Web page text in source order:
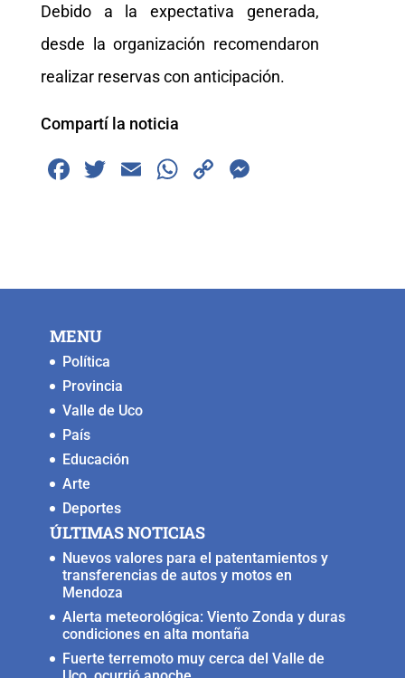
Debido a la expectativa generada,
desde la organización recomendaron
realizar reservas con anticipación.
Compartí la noticia
F
b
o
k
T
E
W
A
C
Li n
MENU
Política
Provincia
Valle de Uco
País
Educación
Arte
Deportes
ÚLTIMAS NOTICIAS
Nuevos valores para el patentamientos y
transferencias de autos y motos en
Mendoza
Alerta meteorológica: Viento Zonda y duras
condiciones en alta montaña
Fuerte terremoto muy cerca del Valle de